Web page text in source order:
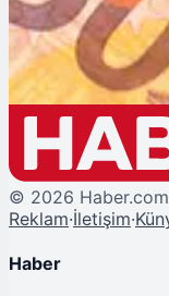
DOLAR
----—%
EURO
----
—%
© 2026 Haber.com
Reklam·İletişim·
Haber